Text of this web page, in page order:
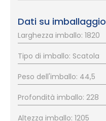
Dati su imballaggio
Larghezza imballo: 1820
Tipo di imballo: Scatola
Peso dell'imballo: 44,5
Profondità imballo: 228
Altezza imballo: 1205